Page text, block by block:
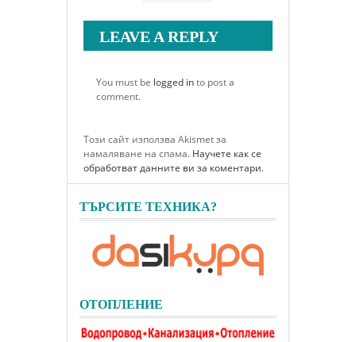
LEAVE A REPLY
You must be logged into post a
comment.
Този сайт използва Akismet за
намаляване на спама. Научете как се
обработват данните ви за коментари.
ТЪРСИТЕ ТЕХНИКА?
ОТОПЛЕНИЕ